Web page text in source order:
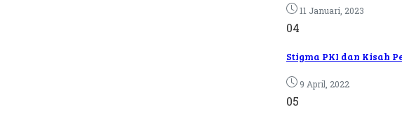
11 Januari, 2023
04
Stigma PKI dan Kisah
9 April, 2022
05